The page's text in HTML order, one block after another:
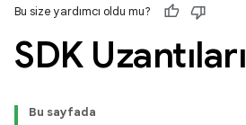
Bu size yardımcı oldu mu?
SDK Uzantıları
Bu sayfada